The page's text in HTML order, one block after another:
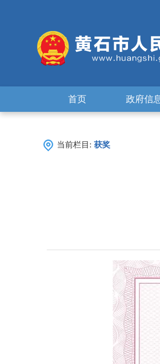
首页 政府信
当前栏目: 获奖